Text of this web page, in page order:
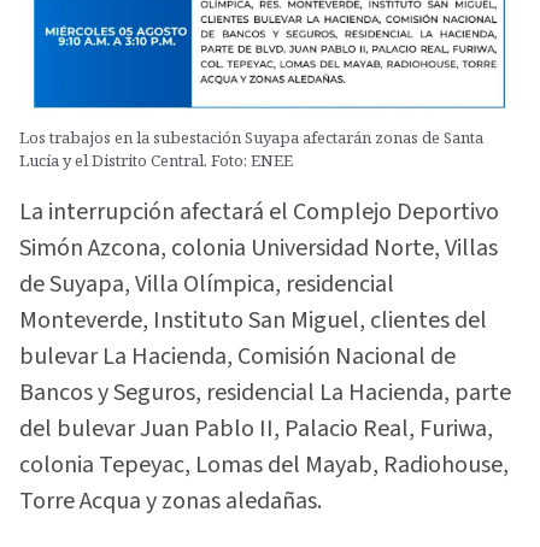
Los trabajos en la subestación Suyapa afectarán zonas de Santa
Lucía y el Distrito Central. Foto: ENEE
La interrupción afectará el Complejo Deportivo
Simón Azcona, colonia Universidad Norte, Villas
de Suyapa, Villa Olímpica, residencial
Monteverde, Instituto San Miguel, clientes del
bulevar La Hacienda, Comisión Nacional de
Bancos y Seguros, residencial La Hacienda, parte
del bulevar Juan Pablo II, Palacio Real, Furiwa,
colonia Tepeyac, Lomas del Mayab, Radiohouse,
Torre Acqua y zonas aledañas.